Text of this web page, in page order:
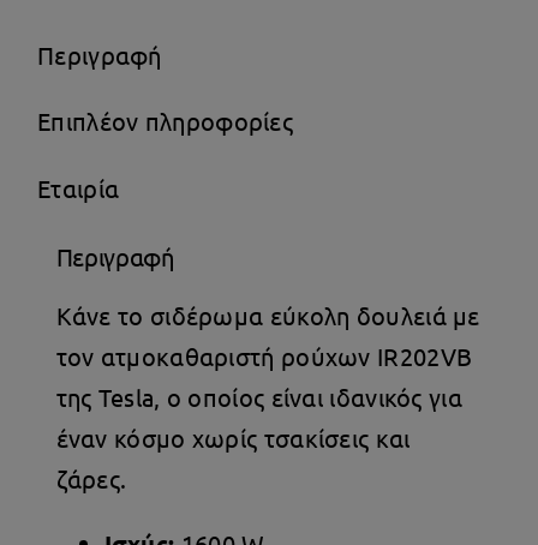
Περιγραφή
Επιπλέον πληροφορίες
Εταιρία
Περιγραφή
Κάνε το σιδέρωμα εύκολη δουλειά με
τον ατμοκαθαριστή ρούχων IR202VB
της Tesla, ο οποίος είναι ιδανικός για
έναν κόσμο χωρίς τσακίσεις και
ζάρες.